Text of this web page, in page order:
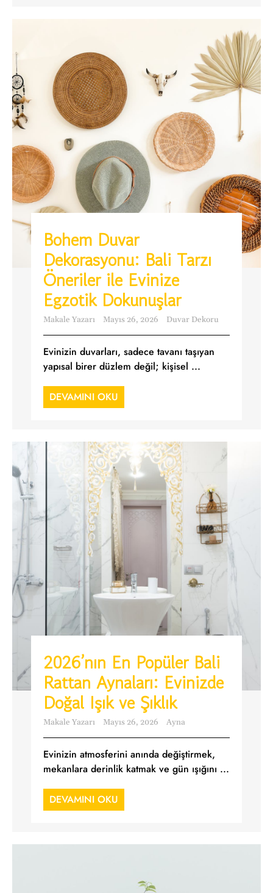
Bohem Duvar
Dekorasyonu: Bali Tarzı
Öneriler ile Evinize
Egzotik Dokunuşlar
Makale Yazarı Mayıs 26, 2026 Duvar Dekoru
Evinizin duvarları, sadece tavanı taşıyan
yapısal birer düzlem değil; kişisel ...
DEVAMINI OKU
2026’nın En Popüler Bali
Rattan Aynaları: Evinizde
Doğal Işık ve Şıklık
Makale Yazarı Mayıs 26, 2026 Ayna
Evinizin atmosferini anında değiştirmek,
mekanlara derinlik katmak ve gün ışığını ...
DEVAMINI OKU